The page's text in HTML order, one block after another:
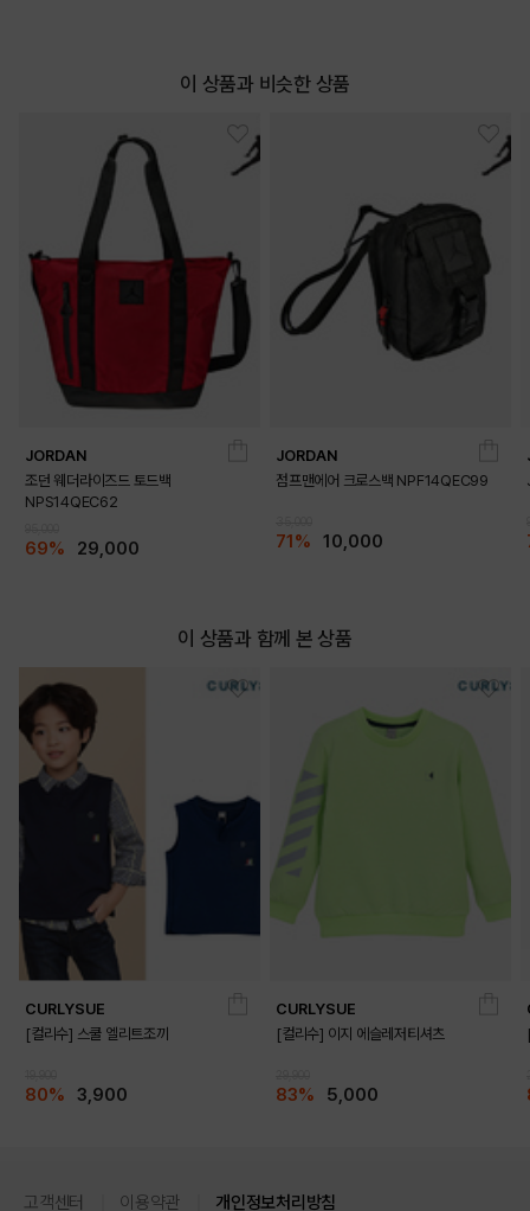
DETAILS
이 상품과 비슷한 상품
JORDAN
조던 웨더라이즈드 토드백
NPS14QEC62
69% 29,000
JORDAN
점프맨에어 크로스백 NPF14QEC99
71% 10,000
이 상품과 함께 본 상품
CURLYSUE
[컬리수] 스쿨 엘리트조끼
80% 3,900
CURLYSUE
[컬리수] 이지 에슬레저티셔츠
83% 5,000
고객센터 이용약관 개인정보처리방침